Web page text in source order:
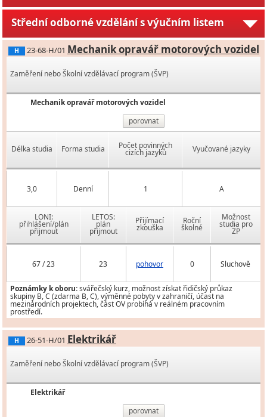
Střední odborné vzdělání s výučním listem
H 23-68-H/01 Mechanik opravář motorových vozidel
Zaměření nebo Školní vzdělávací program (ŠVP)
Mechanik opravář motorových vozidel
porovnat
Délka studia Forma studia Počet povinných
cizích jazyků Vyučované jazyky
3,0 Denní 1 A
LONI:
přihlášení/plán
přijmout
LETOS:
plán
přijmout
Přijímací
zkouška
Roční
školné
Možnost
studia pro
ZP
67 / 23 23 pohovor 0 Sluchově
Poznámky k oboru:svářečský kurz, možnost získat řidičský průkaz
skupiny B, C (zdarma B, C), výměnné pobyty v zahraničí, účast na
mezinárodních projektech, část OV probíhá v reálném pracovním
prostředí.
H 26-51-H/01 Elektrikář
Zaměření nebo Školní vzdělávací program (ŠVP)
Elektrikář
porovnat